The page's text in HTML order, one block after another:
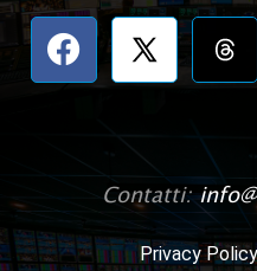
Contatti:
Privacy Policy